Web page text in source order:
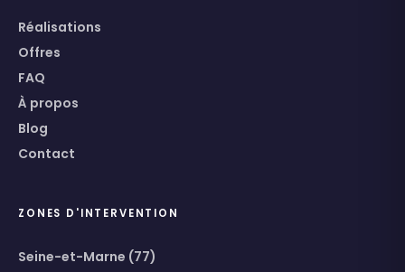
Réalisations
Offres
FAQ
À propos
Blog
Contact
ZONES D'INTERVENTION
Seine-et-Marne (77)